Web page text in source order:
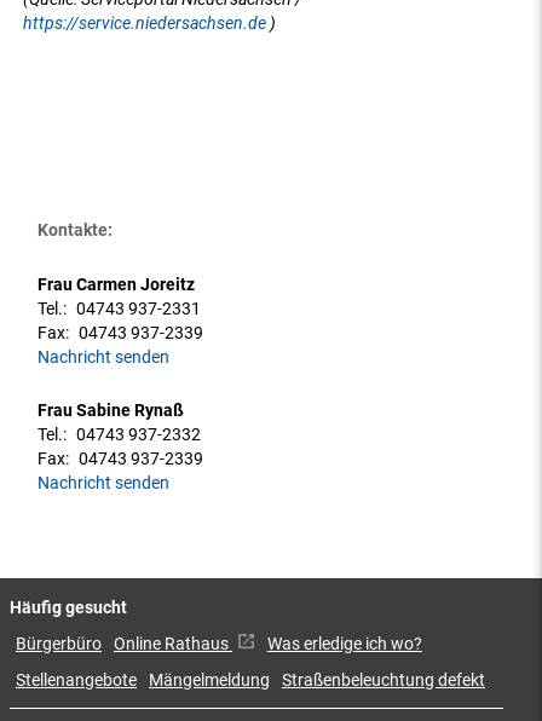
https://service.niedersachsen.de )
Kontakte:
Frau Carmen Joreitz
Tel.: 04743 937-2331
Fax: 04743 937-2339
Nachricht senden
Frau Sabine Rynaß
Tel.: 04743 937-2332
Fax: 04743 937-2339
Nachricht senden
Häufig gesucht
Bürgerbüro Online Rathaus
Was erledige ich wo?
Stellenangebote
Mängelmeldung Straßenbeleuchtung defekt